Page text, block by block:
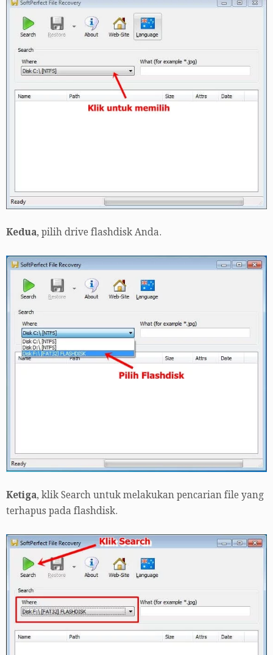
Kedua, pilih drive flashdisk Anda.
Ketiga, klik Search untuk melakukan pencarian file yang
terhapus pada flashdisk.